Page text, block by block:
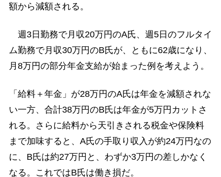
額から減額される。
週3日勤務で月収20万円のA氏、週5日のフルタイ
ム勤務で月収30万円のB氏が、ともに62歳になり、
月8万円の部分年金支給が始まった例を考えよう。
「給料＋年金」が28万円のA氏は年金を減額されな
い一方、合計38万円のB氏は年金が5万円カットさ
れる。さらに給料から天引きされる税金や保険料
まで加味すると、A氏の手取り収入が約24万円なの
に、B氏は約27万円と、わずか3万円の差しかなく
なる。これではB氏は働き損だ。